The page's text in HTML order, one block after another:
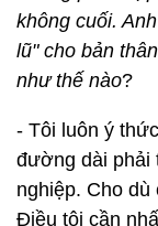
không cuối.
lũ" cho bản
như thế nào?
- Tôi luôn ý
đường dài phải
nghiệp. Cho
Điều tôi cần